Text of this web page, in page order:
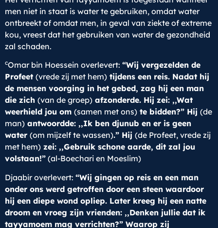
men niet in staat is water te gebruiken, omdat water
ontbreekt of omdat men, in geval van ziekte of extreme
kou, vreest dat het gebruiken van water de gezondheid
zal schaden.
cOmar bin Hoessein overlevert: “Wij vergezelden de
Profeet (vrede zij met hem) tijdens een reis. Nadat hij
de mensen voorging in het gebed, zag hij een man
die zich (van de groep) afzonderde. Hij zei: ,,Wat
weerhield jou om (samen met ons) te bidden?” Hij (de
man) antwoordde: ,,Ik ben djunub en er is geen
water (om mijzelf te wassen).” Hij (de Profeet, vrede zij
met hem) zei: ,,Gebruik schone aarde, dit zal jou
volstaan!” (al-Boechari en Moeslim)
Djaabir overlevert: “Wij gingen op reis en een man
onder ons werd getroffen door een steen waardoor
hij een diepe wond opliep. Later kreeg hij een natte
droom en vroeg zijn vrienden: ,,Denken jullie dat ik
tayyamoem mag verrichten?” Waarop zij